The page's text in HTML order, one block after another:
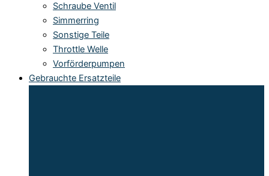
Schraube Ventil
Simmerring
Sonstige Teile
Throttle Welle
Vorförderpumpen
Gebrauchte Ersatzteile